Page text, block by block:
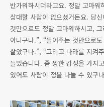
반가워하시더라고요. 정말 고마
상대할 사람이 없으셨거든요. 당
것만으로도 정말 고마워하시고,
아니구나.”, “들어주는 것만으로
살았구나.”, “그리고 나라를 지켜
들었습니다. 좀 찡한 감정을 가지
있어도 사람이 정을 나눌 수 있구